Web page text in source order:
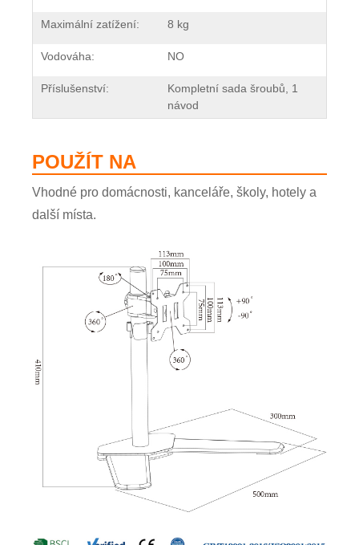
Maximální zatížení: 8 kg
Vodováha: NO
Příslušenství:
Kompletní sada šroubů, 1
návod
POUŽÍT NA
Vhodné pro domácnosti, kanceláře, školy, hotely a
další místa.
VYBERTE SI SVOU VLASTNÍ IDENTITU
OVĚŘTE SVOU IDENTITU
ODESLAT ŽÁDOST